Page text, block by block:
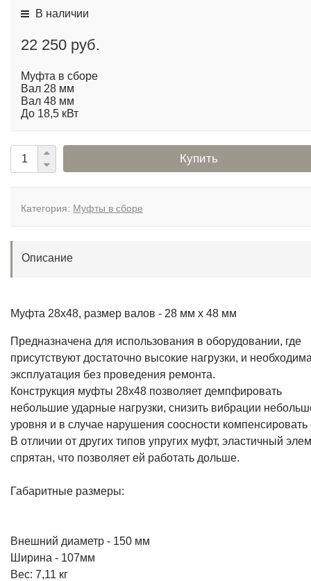
В наличии
22 250 руб.
Муфта в сборе
Вал 28 мм
Вал 48 мм
До 18,5 кВт
Купить
Категория: Муфты в сборе
Описание
Муфта 28x48, размер валов - 28 мм х 48 мм
Предназначена для использования в оборудовании, где
присутствуют достаточно высокие нагрузки, и
эксплуатация без проведения ремонта.
Конструкция муфты 28х48 позволяет демпфировать
небольшие ударные нагрузки, снизить вибрации
уровня и в случае нарушения соосности компенсировать
В отличии от других типов упругих муфт, эластичный
спрятан, что позволяет ей работать дольше.
Габаритные размеры:
Внешний диаметр - 150 мм
Ширина - 107мм
Вес: 7,11 кг